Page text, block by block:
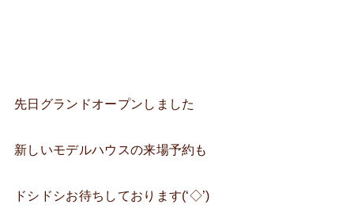
先日グランドオープンしました
新しいモデルハウスの来場予約も
ドシドシお待ちしております(‘◇’)ゞ